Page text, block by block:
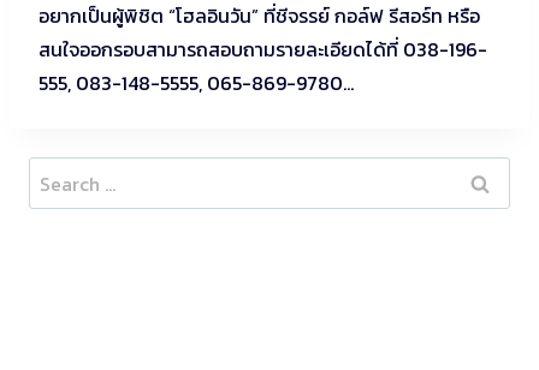
อยากเป็นผู้พิชิต “โฮลอินวัน” ที่ชีจรรย์ กอล์ฟ รีสอร์ท หรือ
สนใจออกรอบสามารถสอบถามรายละเอียดได้ที่ 038-196-
555, 083-148-5555, 065-869-9780…
Search
for: